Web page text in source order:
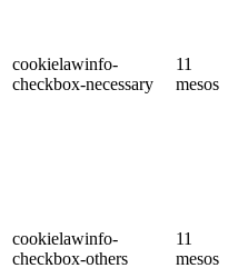
cookielawinfo-
checkbox-necessary
11
mesos
cookielawinfo-
checkbox-others
11
mesos